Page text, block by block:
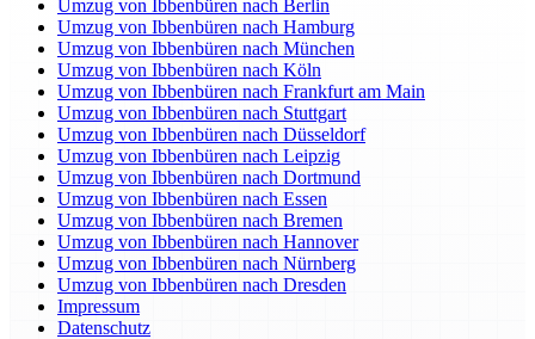
Umzug von Ibbenbüren nach Berlin
Umzug von Ibbenbüren nach Hamburg
Umzug von Ibbenbüren nach München
Umzug von Ibbenbüren nach Köln
Umzug von Ibbenbüren nach Frankfurt am Main
Umzug von Ibbenbüren nach Stuttgart
Umzug von Ibbenbüren nach Düsseldorf
Umzug von Ibbenbüren nach Leipzig
Umzug von Ibbenbüren nach Dortmund
Umzug von Ibbenbüren nach Essen
Umzug von Ibbenbüren nach Bremen
Umzug von Ibbenbüren nach Hannover
Umzug von Ibbenbüren nach Nürnberg
Umzug von Ibbenbüren nach Dresden
Impressum
Datenschutz